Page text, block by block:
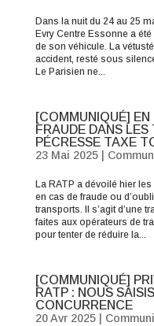
Dans la nuit du 24 au 25
Evry Centre Essonne a
de son véhicule. La
accident, resté sous
Le Parisien ne...
[COMMUNIQUÉ]
FRAUDE DANS
PÉCRESSE TAXE
23 Mai 2025|
La RATP a dévoilé hier
en cas de fraude ou
transports. Il s’agit d’une
faites aux opérateurs de
pour tenter de réduire la...
[COMMUNIQUÉ]
RATP : NOUS
CONCURRENCE
20 Avr 2025|